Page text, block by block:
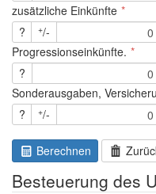
zusätzliche Einkünfte
?
+/- 0
Progressionseinkünfte.
?
0
Sonderausgaben,
?
+/- 0
Berechnen
Besteuerung des